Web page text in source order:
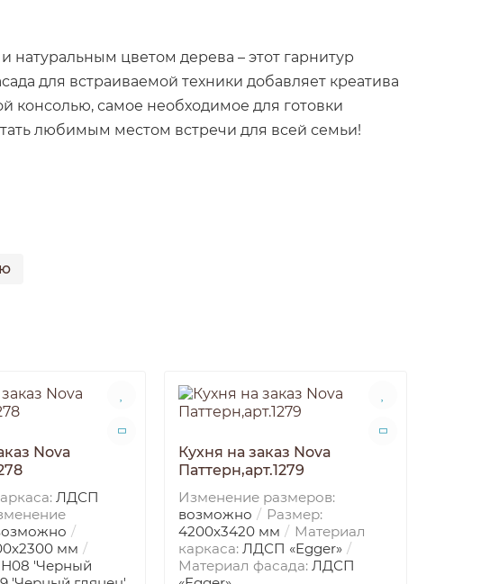
натуральным цветом дерева – этот гарнитур
для встраиваемой техники добавляет креатива
консолью, самое необходимое для готовки
любимым местом встречи для всей семьи!
Nova
ЛДСП
мм
'Черный
Кухня на заказ Nova
Паттерн,арт.1279
Изменение размеров:
возможно
Размер:
4200х3420 мм
Материал
каркаса: ЛДСП «Egger»
Материал фасада: ЛДСП